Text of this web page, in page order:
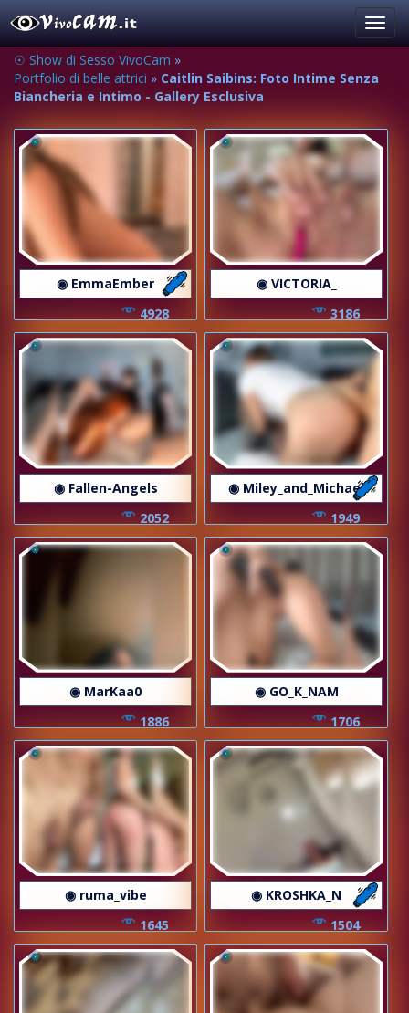
☉ Show di Sesso VivoCam »
Portfolio di belle attrici » Caitlin Saibins: Foto Intime Senza
Biancheria e Intimo - Gallery Esclusiva
◉ EmmaEmber
4928
◉ VICTORIA_
3186
◉ Fallen-Angels
2052
◉ Miley_and_Michael
1949
◉ MarKaa0
1886
◉ GO_K_NAM
1706
◉ ruma_vibe
1645
◉ KROSHKA_N
1504